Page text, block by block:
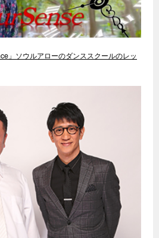
」ソウルアローのダンススクールのレッ